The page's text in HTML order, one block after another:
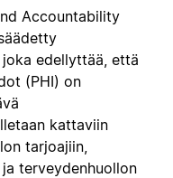
Accountability
edellyttää, että
(PHI) on
kattaviin
tarjoajiin,
terveydenhuollon